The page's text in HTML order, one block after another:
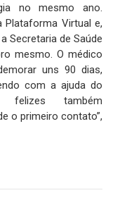
no mesmo ano.
Plataforma Virtual e,
Secretaria de Saúde
mesmo. O médico
uns 90 dias,
com a ajuda do
felizes também
o primeiro contato”,